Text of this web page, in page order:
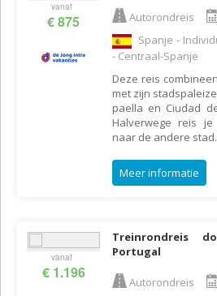
vanaf
€ 875 Autorondreis
Spanje -
- Centraal-Spanje
Deze reis
met zijn
paella en Ciudad
Halverwege reis
naar de andere
Meer informatie
vanaf
€ 1.196
Treinrondreis
Portugal
Autorondreis